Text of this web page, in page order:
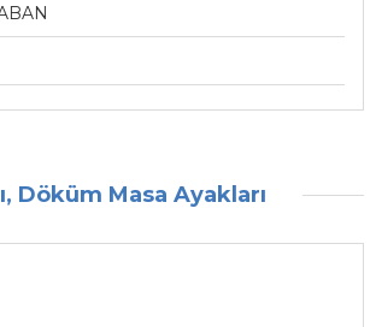
Döküm Masa Ayakları